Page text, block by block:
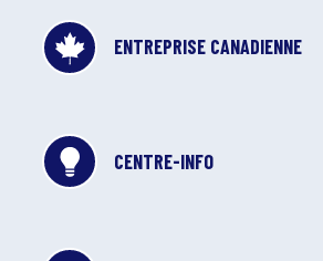
ENTREPRISE CANADIENNE
CENTRE-INFO